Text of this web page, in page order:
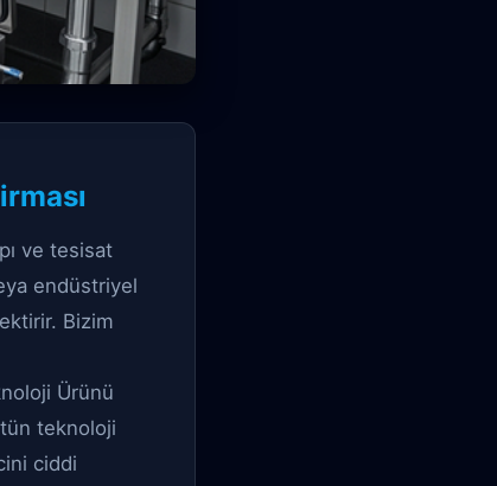
ve tesisat
endüstriyel
Bizim
Ürünü
teknoloji
ciddi